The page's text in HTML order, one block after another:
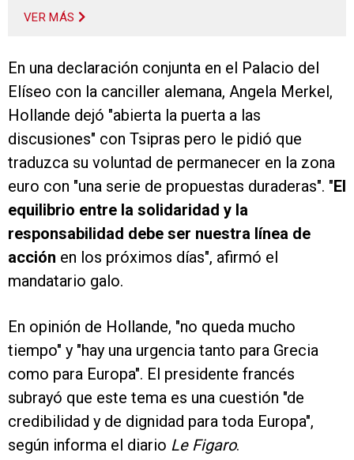
VER MÁS
En una declaración conjunta en el Palacio del
Elíseo con la canciller alemana, Angela Merkel,
Hollande dejó "abierta la puerta a las
discusiones" con Tsipras pero le pidió que
traduzca su voluntad de permanecer en la zona
euro con "una serie de propuestas duraderas". "El
equilibrio entre la solidaridad y la
responsabilidad debe ser nuestra línea de
acción en los próximos días", afirmó el
mandatario galo.
En opinión de Hollande, "no queda mucho
tiempo" y "hay una urgencia tanto para Grecia
como para Europa". El presidente francés
subrayó que este tema es una cuestión "de
credibilidad y de dignidad para toda Europa",
según informa el diario Le Figaro.